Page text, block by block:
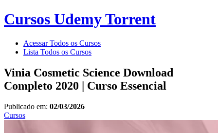
Cursos Udemy Torrent
Acessar Todos os Cursos
Lista Todos os Cursos
Vinia Cosmetic Science Download
Completo 2020 | Curso Essencial
Publicado em: 02/03/2026
Cursos